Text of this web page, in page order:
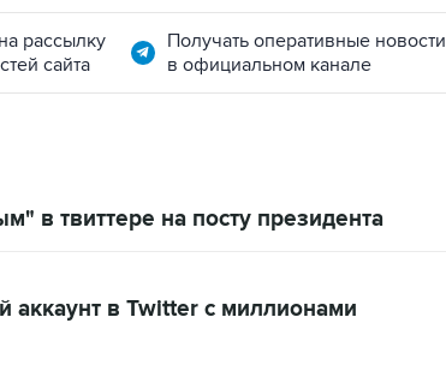
рассылку
сайта
Получать оперативные новости
в официальном канале
в твиттере на посту президента
в Twitter с миллионами